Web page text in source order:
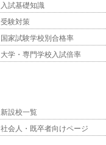
入試基礎知識
受験対策
国家試験学校別合格率
大学・専門学校入試倍率
新設校一覧
社会人・既卒者向けページ